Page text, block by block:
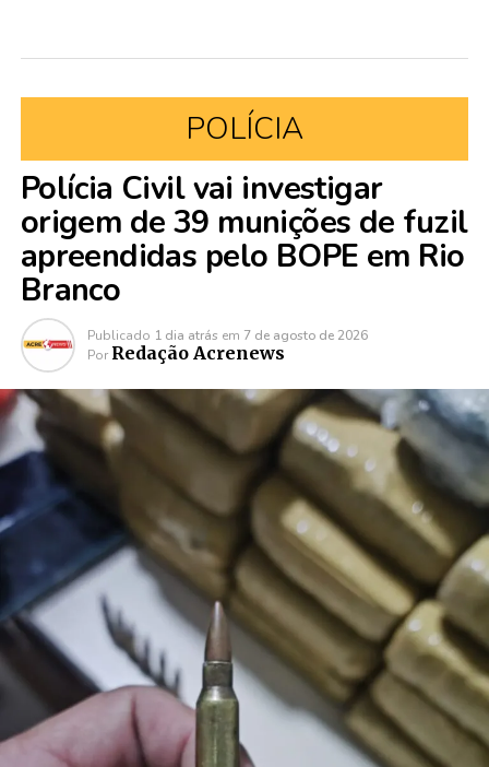
POLÍCIA
Polícia Civil vai investigar
origem de 39 munições de fuzil
apreendidas pelo BOPE em Rio
Branco
Publicado 1 dia atrás em 7 de agosto de 2026
Por Redação Acrenews